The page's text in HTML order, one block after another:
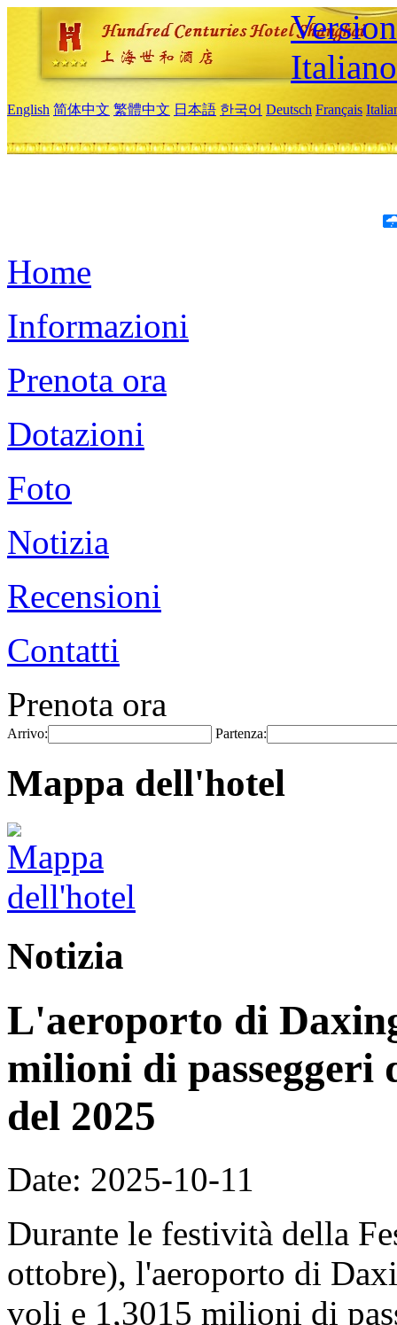
Italiano
English 简体中文 繁體中文 日本語 한국어 Deutsch Français
Home
Informazioni
Prenota ora
Dotazioni
Foto
Notizia
Recensioni
Contatti
Prenota ora
Arrivo: Partenza:
Mappa dell'hotel
Notizia
L'aeroporto di
milioni di passeggeri
del 2025
Date: 2025-10-11
Durante le festività della
ottobre), l'aeroporto di
voli e 1,3015 milioni di